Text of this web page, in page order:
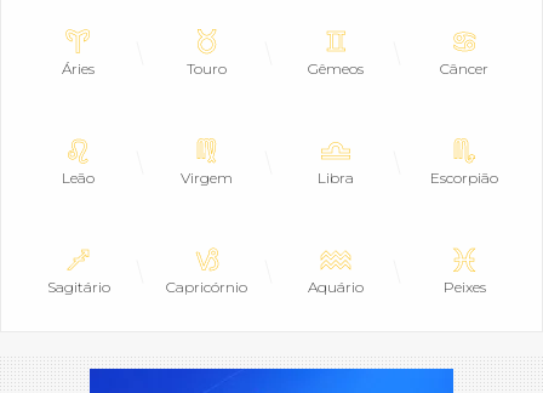
Áries Touro Gêmeos Câncer
Leão Virgem Libra Escorpião
Sagitário Capricórnio Aquário Peixes